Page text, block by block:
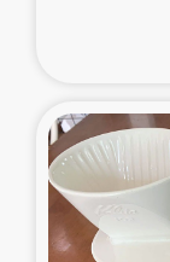
ガザ地
ふりか